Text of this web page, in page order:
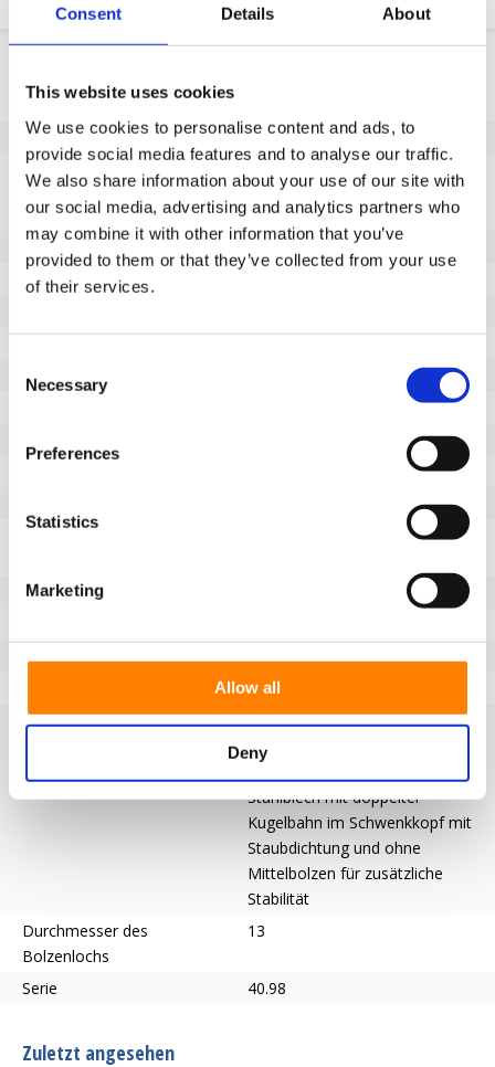
Consent Details About
This website uses cookies
We use cookies to personalise content and ads, to
provide social media features and to analyse our traffic.
We also share information about your use of our site with
our social media, advertising and analytics partners who
may combine it with other information that you’ve
provided to them or that they’ve collected from your use
of their services.
Selection
Necessary
Preferences
Statistics
Marketing
Allow all
Deny
SKU
EAN
8718116100089
Eigenschaften
Nicht markierende Lauffläche
Ja
Raddurchmesser (mm)
100
Radbreite (mm)
Gesamthöhe (mm)
gespritztem Polyurethan
Beschreibung der Lauffläche
Rad mit eingespritztem
Temperatur
Einbau
Bolzenlochbefestigung
Verzinkt
Gabel
Schwenkgabel mit
Bolzenlochbefestigung aus
Stahlblech mit doppelter
Kugelbahn im Schwenkkopf mit
Staubdichtung und ohne
Mittelbolzen für zusätzliche
Stabilität
Durchmesser des
Bolzenlochs
13
Serie 40.98
Zuletzt angesehen